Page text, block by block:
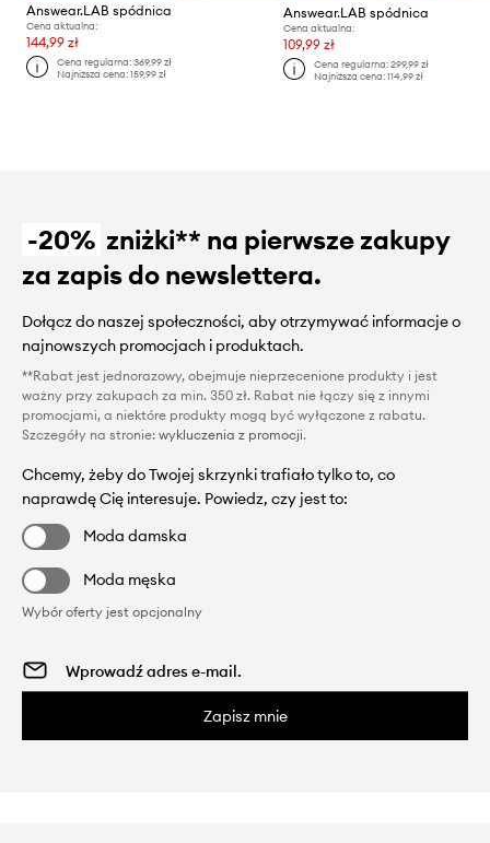
Answear.LAB spódnica
Cena aktualna:
144,99 zł
Cena regularna:369,99 zł
Najniższa cena:159,99 zł
Answear.LAB spódnica
Cena aktualna:
109,99 zł
Cena regularna: 299,99 zł
Najniższa cena: 114,99 zł
-20% zniżki** na pierwsze zakupy
za zapis do newslettera.
Dołącz do naszej społeczności, aby otrzymywać informacje o
najnowszych promocjach i produktach.
**Rabat jest jednorazowy, obejmuje nieprzecenione produkty i jest
ważny przy zakupach za min. 350 zł. Rabat nie łączy się z innymi
promocjami, a niektóre produkty mogą być wyłączone z rabatu.
Szczegóły na stronie: wykluczenia z promocji.
Chcemy, żeby do Twojej skrzynki trafiało tylko to, co
naprawdę Cię interesuje. Powiedz, czy jest to:
Moda damska
Moda męska
Wybór oferty jest opcjonalny
Zapisz mnie